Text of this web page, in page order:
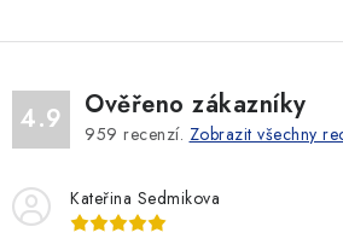
á
d
a
c
p
4.9 Ověřeno zákazníky
959 recenzí. Zobrazit všechny
Kateřina Sedmikova